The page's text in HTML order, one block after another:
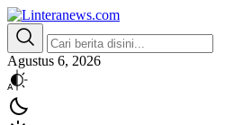
Linteranews.com
Lintas Informasi Tercepat dan Akurat
Agustus 6, 2026